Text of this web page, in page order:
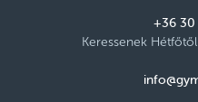
+36 30
Keressenek